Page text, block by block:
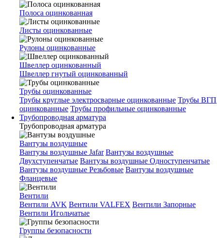
Полоса оцинкованная
Листы оцинкованные
Рулоны оцинкованные
Швеллер оцинкованный
Швеллер гнутый оцинкованный
Трубы оцинкованные
Трубы круглые электросварные оцинкованные Трубы ВГП
оцинкованные Трубы профильные оцинкованные
Трубопроводная арматура
Трубопроводная арматура
Вантузы воздушные
Вантузы воздушные Jafar Вантузы воздушные
Двухступенчатые Вантузы воздушные Одноступенчатые
Вантузы воздушные Резьбовые Вантузы воздушные
Фланцевые
Вентили
Вентили AVK Вентили VALFEX Вентили Запорные
Вентили Игольчатые
Группы безопасности